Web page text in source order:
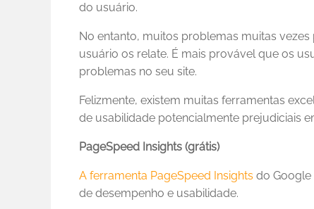
do usuário.
No entanto, muitos problemas muitas
usuário os relate. É mais provável que os
problemas no seu site.
Felizmente, existem muitas ferramentas
de usabilidade potencialmente prejudiciais
PageSpeed Insights (grátis)
A ferramenta PageSpeed Insights do
de desempenho e usabilidade.